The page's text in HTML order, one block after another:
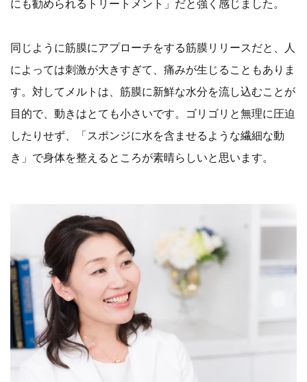
にも勧められるトリートメント」だと強く感じました。
同じように筋膜にアプローチをする筋膜リリースだと、人
によっては刺激が大きすぎて、痛みが生じることもありま
す。対してメルトは、筋膜に新鮮な水分を流し込むことが
目的で、動きはとても小さいです。ゴリゴリと無理に圧迫
したりせず、「スポンジに水を含ませるような繊細な動
き」で身体を整えるところが素晴らしいと思います。